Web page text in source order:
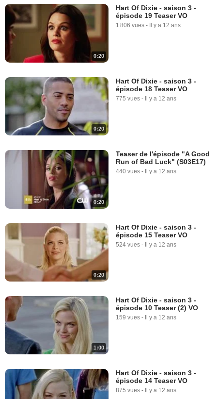
0:20
Hart Of Dixie - saison 3 -
épisode 19 Teaser VO
1 806 vues - Il y a 12 ans
0:20
Hart Of Dixie - saison 3 -
épisode 18 Teaser VO
775 vues - Il y a 12 ans
0:20
Teaser de l'épisode "A Good
Run of Bad Luck" (S03E17)
440 vues - Il y a 12 ans
0:20
Hart Of Dixie - saison 3 -
épisode 15 Teaser VO
524 vues - Il y a 12 ans
1:00
Hart Of Dixie - saison 3 -
épisode 10 Teaser (2) VO
159 vues - Il y a 12 ans
Hart Of Dixie - saison 3 -
épisode 14 Teaser VO
875 vues - Il y a 12 ans